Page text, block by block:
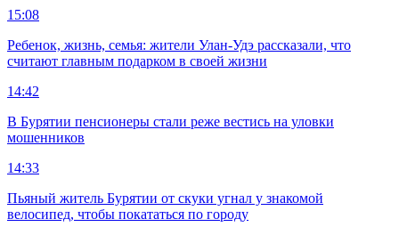
15:08
Ребенок, жизнь, семья: жители Улан-Удэ рассказали, что
считают главным подарком в своей жизни
14:42
В Бурятии пенсионеры стали реже вестись на уловки
мошенников
14:33
Пьяный житель Бурятии от скуки угнал у знакомой
велосипед, чтобы покататься по городу